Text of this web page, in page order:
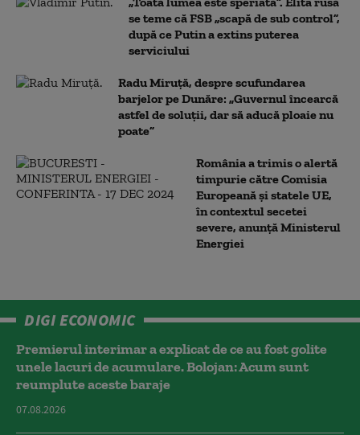
se teme că FSB „scapă de sub control”,
după ce Putin a extins puterea
serviciului
Radu Miruță, despre scufundarea
barjelor pe Dunăre: „Guvernul încearcă
astfel de soluții, dar să aducă ploaie nu
poate”
România a trimis o alertă
timpurie către Comisia
Europeană și statele UE,
în contextul secetei
severe, anunță Ministerul
Energiei
DIGI ECONOMIC
Premierul interimar a explicat de ce au fost golite
unele lacuri de acumulare. Bolojan: Acum sunt
reumplute aceste baraje
07.08.2026